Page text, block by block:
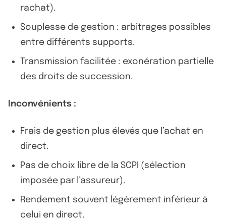
rachat).
Souplesse de gestion : arbitrages possibles
entre différents supports.
Transmission facilitée : exonération partielle
des droits de succession.
Inconvénients :
Frais de gestion plus élevés que l’achat en
direct.
Pas de choix libre de la SCPI (sélection
imposée par l’assureur).
Rendement souvent légèrement inférieur à
celui en direct.